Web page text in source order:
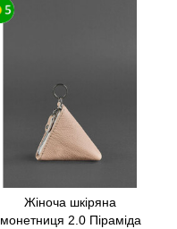
Жіноча шкіряна
монетниця 2.0 Піраміда